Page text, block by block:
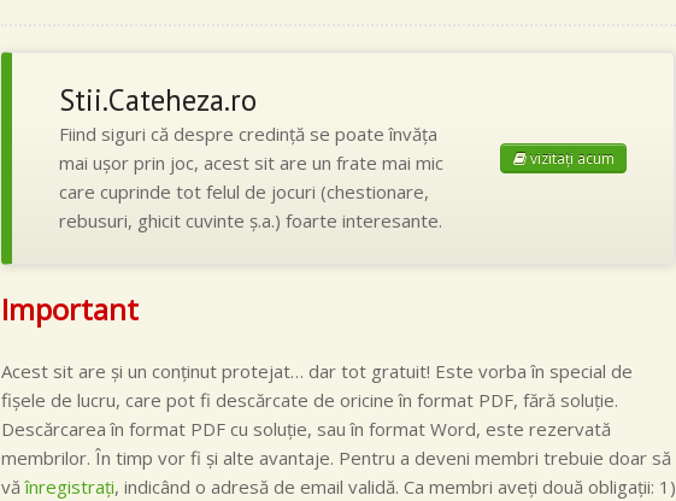
Stii.Cateheza.ro
Fiind siguri că despre credinţă se poate învăţa
mai uşor prin joc, acest sit are un frate mai mic
care cuprinde tot felul de jocuri (chestionare,
rebusuri, ghicit cuvinte ş.a.) foarte interesante.
vizitaţi acum
Important
Acest sit are şi un conţinut protejat… dar tot gratuit! Este vorba în special de
fişele de lucru, care pot fi descărcate de oricine în format PDF, fără soluţie.
Descărcarea în format PDF cu soluţie, sau în format Word, este rezervată
membrilor. În timp vor fi şi alte avantaje. Pentru a deveni membri trebuie doar să
văînregistraţi, indicând o adresă de email validă. Ca membri aveţi două obligaţii: 1)